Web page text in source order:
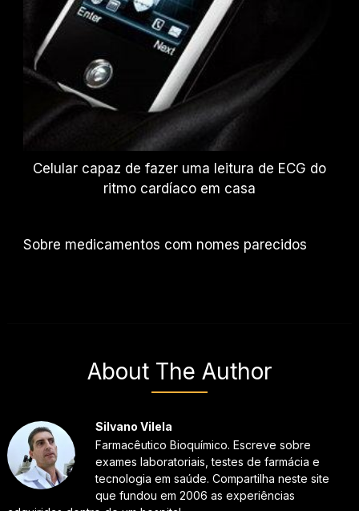
Celular capaz de fazer uma leitura de ECG do
ritmo cardíaco em casa
Sobre medicamentos com nomes parecidos
About The Author
Silvano Vilela
Farmacêutico Bioquímico. Escreve sobre
exames laboratoriais, testes de farmácia e
tecnologia em saúde. Compartilha neste site
que fundou em 2006 as experiências